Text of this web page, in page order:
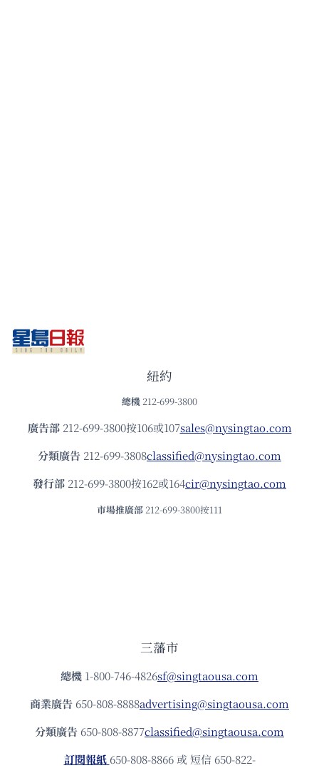
紐約
總機 212-699-3800
廣告部212-699-3800按106或107sales@nysingtao.com
分類廣告 212-699-3808classified@nysingtao.com
發⾏部 212-699-3800按162或164cir@nysingtao.com
市場推廣部 212-699-3800按111
三藩市
總機 1-800-746-4826sf@singtaousa.com
商業廣告 650-808-8888advertising@singtaousa.com
分類廣告 650-808-8877classified@singtaousa.com
訂閱報紙 650-808-8866 或 短信 650-822-